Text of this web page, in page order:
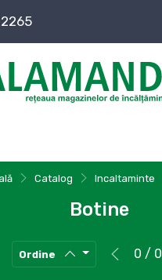
Catalog Incaltaminte
Botine
Ordine 0 / 0